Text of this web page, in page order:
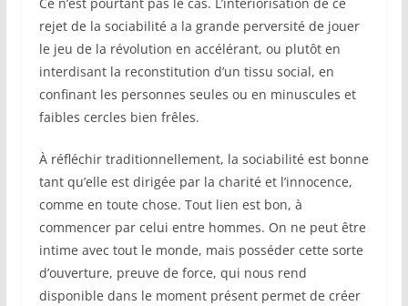
Ce n’est pourtant pas le cas. L’intériorisation de ce
rejet de la sociabilité a la grande perversité de jouer
le jeu de la révolution en accélérant, ou plutôt en
interdisant la reconstitution d’un tissu social, en
confinant les personnes seules ou en minuscules et
faibles cercles bien frêles.
À réfléchir traditionnellement, la sociabilité est bonne
tant qu’elle est dirigée par la charité et l’innocence,
comme en toute chose. Tout lien est bon, à
commencer par celui entre hommes. On ne peut être
intime avec tout le monde, mais posséder cette sorte
d’ouverture, preuve de force, qui nous rend
disponible dans le moment présent permet de créer